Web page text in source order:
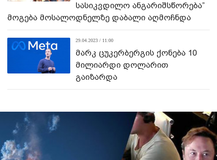
სასიკვდილო ანგარიშსწორება”
მოგება მოსალოდნელზე დაბალი აღმოჩნდა
29.04.2023 / 11:00
მარკ ცუკერბერგის ქონება 10
მილიარდი დოლარით
გაიზარდა